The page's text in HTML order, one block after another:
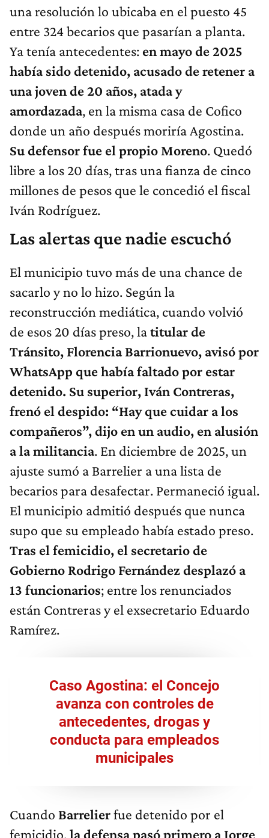
una resolución lo ubicaba en el puesto 45
entre 324 becarios que pasarían a planta.
Ya tenía antecedentes: en mayo de 2025
había sido detenido, acusado de retener a
una joven de 20 años, atada y
amordazada, en la misma casa de Cofico
donde un año después moriría Agostina.
Su defensor fue el propio Moreno. Quedó
libre a los 20 días, tras una fianza de cinco
millones de pesos que le concedió el fiscal
Iván Rodríguez.
Las alertas que nadie escuchó
El municipio tuvo más de una chance de
sacarlo y no lo hizo. Según la
reconstrucción mediática, cuando volvió
de esos 20 días preso, latitular de
Tránsito, Florencia Barrionuevo, avisó por
WhatsApp que había faltado por estar
detenido. Su superior, Iván Contreras,
frenó el despido: “Hay que cuidar a los
compañeros”, dijo en un audio, en alusión
a la militancia. En diciembre de 2025, un
ajuste sumó a Barrelier a una lista de
becarios para desafectar. Permaneció igual.
El municipio admitió después que nunca
supo que su empleado había estado preso.
Tras el femicidio, el secretario de
Gobierno Rodrigo Fernández desplazó a
13 funcionarios; entre los renunciados
están Contreras y el exsecretario Eduardo
Ramírez.
Caso Agostina: el Concejo
avanza con controles de
antecedentes, drogas y
conducta para empleados
municipales
Cuando Barrelierfue detenido por el
femicidio,la defensa pasó primero a Jorge